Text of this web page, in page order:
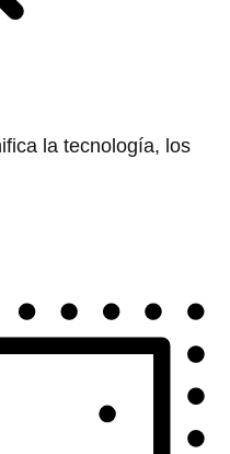
la tecnología, los